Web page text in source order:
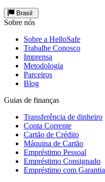
Brasil
Sobre nós
Sobre a HelloSafe
Trabalhe Conosco
Imprensa
Metodologia
Parceiros
Blog
Guias de finanças
Transferência de dinheiro
Conta Corrente
Cartão de Crédito
Máquina de Cartão
Empréstimo Pessoal
Empréstimo Consignado
Empréstimo com Garantia